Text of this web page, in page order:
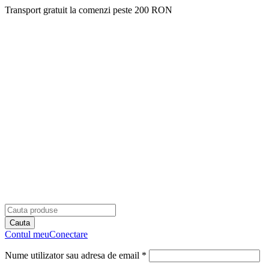
Transport gratuit la comenzi peste 200 RON
Contul meuConectare
Nume utilizator sau adresa de email *